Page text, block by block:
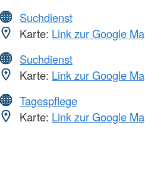
Suchdienst
Karte: Link zur Google
Suchdienst
Karte: Link zur Google
Tagespflege
Karte: Link zur Google